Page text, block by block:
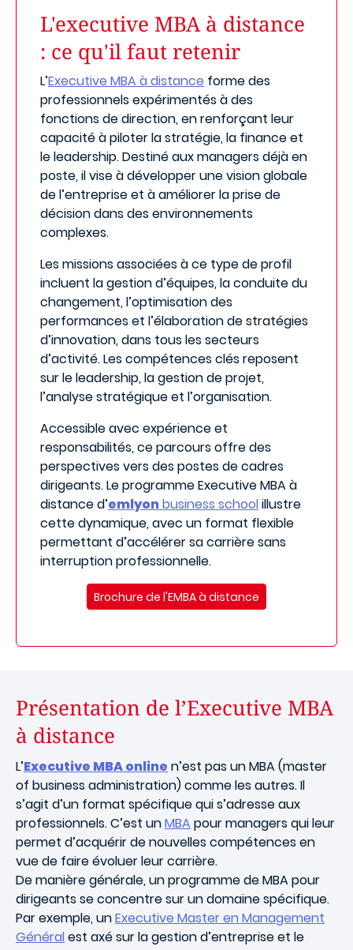
L'executive MBA à distance
: ce qu'il faut retenir
L’Executive MBA à distance forme des
professionnels expérimentés à des
fonctions de direction, en renforçant leur
capacité à piloter la stratégie, la finance et
le leadership. Destiné aux managers déjà en
poste, il vise à développer une vision globale
de l’entreprise et à améliorer la prise de
décision dans des environnements
complexes.
Les missions associées à ce type de profil
incluent la gestion d’équipes, la conduite du
changement, l’optimisation des
performances et l’élaboration de stratégies
d’innovation, dans tous les secteurs
d’activité. Les compétences clés reposent
sur le leadership, la gestion de projet,
l’analyse stratégique et l’organisation.
Accessible avec expérience et
responsabilités, ce parcours offre des
perspectives vers des postes de cadres
dirigeants. Le programme Executive MBA à
distance d’emlyonbusiness schoolillustre
cette dynamique, avec un format flexible
permettant d’accélérer sa carrière sans
interruption professionnelle.
Brochure de l'EMBA à distance
Présentation de l’Executive MBA
à distance
L’Executive MBA online n’est pas un MBA (master
of business administration) comme les autres. Il
s’agit d’un format spécifique qui s’adresse aux
professionnels. C’est unMBA pour managers qui leur
permet d’acquérir de nouvelles compétences en
vue de faire évoluer leur carrière.
De manière générale, un programme de MBA pour
dirigeants se concentre sur un domaine spécifique.
Par exemple, unExecutive Master en Management
Général est axé sur la gestion d’entreprise et le